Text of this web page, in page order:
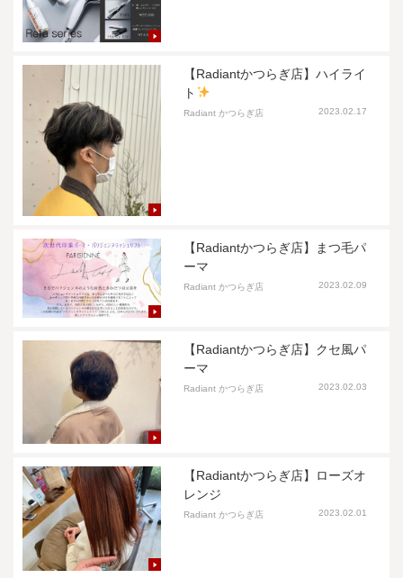
【Radiantかつらぎ店】ハイライ
ト
Radiant かつらぎ店 2023.02.17
【Radiantかつらぎ店】まつ毛パ
ーマ
Radiant かつらぎ店 2023.02.09
【Radiantかつらぎ店】クセ風パ
ーマ
Radiant かつらぎ店 2023.02.03
【Radiantかつらぎ店】ローズオ
レンジ
Radiant かつらぎ店 2023.02.01